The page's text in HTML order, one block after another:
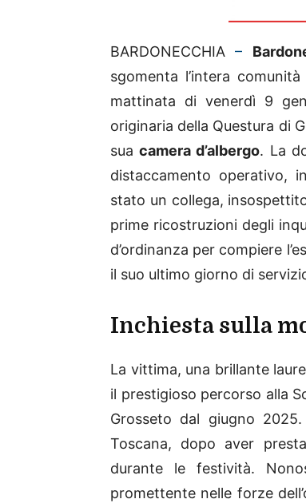
BARDONECCHIA–
sgomenta l’intera
mattinata di venerdì 9
originaria della Questura di
suacamera d’albergo. La
distaccamento operativo,
stato un collega,
prime ricostruzioni degli
d’ordinanza per compiere
il suo ultimo giorno di
Inchiesta sulla
La vittima, una brillante
il prestigioso percorso alla
Grosseto dal giugno
Toscana, dopo aver
durante le festività.
promettente nelle forze